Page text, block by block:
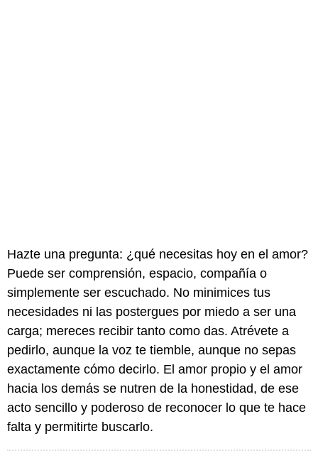
Hazte una pregunta: ¿qué necesitas hoy en el amor?
Puede ser comprensión, espacio, compañía o
simplemente ser escuchado. No minimices tus
necesidades ni las postergues por miedo a ser una
carga; mereces recibir tanto como das. Atrévete a
pedirlo, aunque la voz te tiemble, aunque no sepas
exactamente cómo decirlo. El amor propio y el amor
hacia los demás se nutren de la honestidad, de ese
acto sencillo y poderoso de reconocer lo que te hace
falta y permitirte buscarlo.